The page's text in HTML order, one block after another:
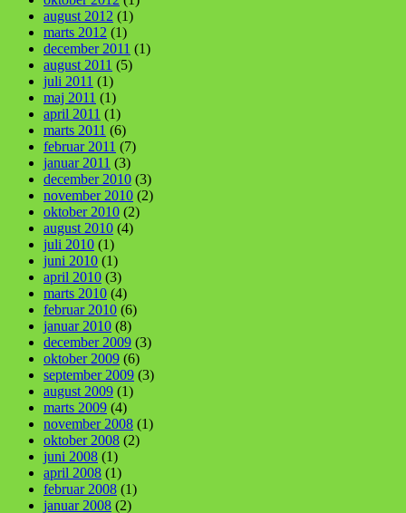
august 2012 (1)
marts 2012 (1)
december 2011 (1)
august 2011 (5)
juli 2011 (1)
maj 2011 (1)
april 2011 (1)
marts 2011 (6)
februar 2011 (7)
januar 2011 (3)
december 2010 (3)
november 2010 (2)
oktober 2010 (2)
august 2010 (4)
juli 2010 (1)
juni 2010 (1)
april 2010 (3)
marts 2010 (4)
februar 2010 (6)
januar 2010 (8)
december 2009 (3)
oktober 2009 (6)
september 2009 (3)
august 2009 (1)
marts 2009 (4)
november 2008 (1)
oktober 2008 (2)
juni 2008 (1)
april 2008 (1)
februar 2008 (1)
januar 2008 (2)